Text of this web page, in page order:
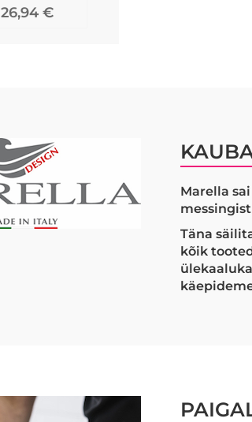
26,94 €
Marella
Täna
kõik